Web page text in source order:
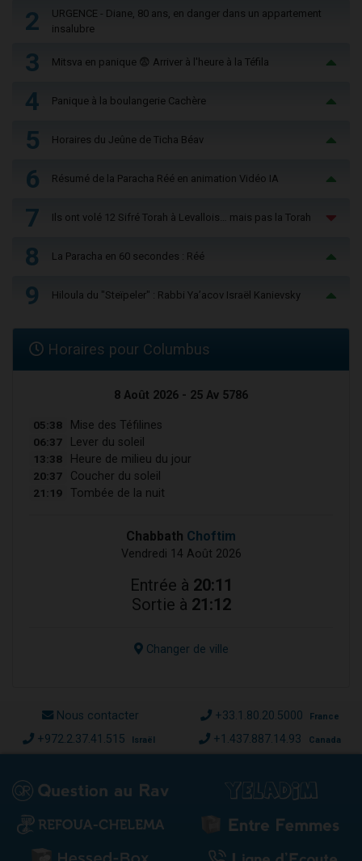
2
URGENCE - Diane, 80 ans, en danger dans un appartement
insalubre
3 Mitsva en panique 😨 Arriver à l'heure à la Téfila
4 Panique à la boulangerie Cachère
5 Horaires du Jeûne de Ticha Béav
6 Résumé de la Paracha Réé en animation Vidéo IA
7 Ils ont volé 12 Sifré Torah à Levallois… mais pas la Torah
8 La Paracha en 60 secondes : Réé
9 Hiloula du "Steïpeler" : Rabbi Ya’acov Israël Kanievsky
Horaires pour Columbus
8 Août 2026 - 25 Av 5786
05:38 Mise des Téfilines
06:37 Lever du soleil
13:38 Heure de milieu du jour
20:37 Coucher du soleil
21:19 Tombée de la nuit
Chabbath Choftim
Vendredi 14 Août 2026
Entrée à 20:11
Sortie à 21:12
Changer de ville
Nous contacter +33.1.80.20.5000 France
+972.2.37.41.515 Israël +1.437.887.14.93 Canada